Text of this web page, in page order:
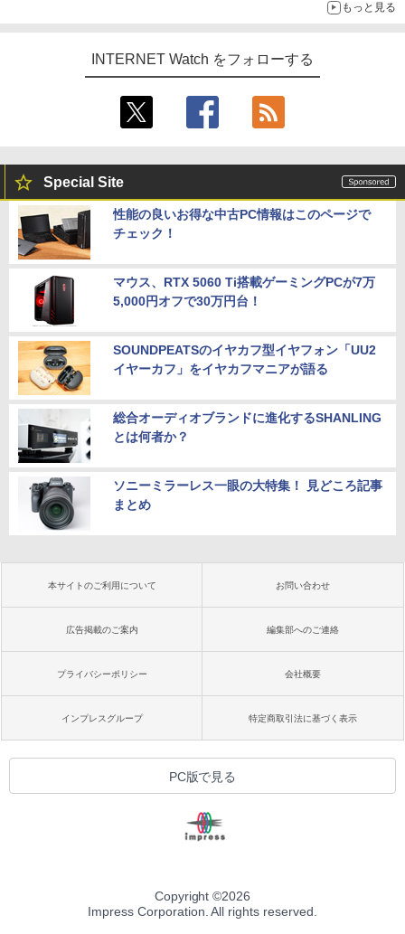
もっと見る
INTERNET Watch をフォローする
Special Site
性能の良いお得な中古PC情報はこのページで
チェック！
マウス、RTX 5060 Ti搭載ゲーミングPCが7万
5,000円オフで30万円台！
SOUNDPEATSのイヤカフ型イヤフォン「UU2
イヤーカフ」をイヤカフマニアが語る
総合オーディオブランドに進化するSHANLING
とは何者か？
ソニーミラーレス一眼の大特集！ 見どころ記事
まとめ
本サイトのご利用について お問い合わせ
広告掲載のご案内 編集部へのご連絡
プライバシーポリシー 会社概要
インプレスグループ 特定商取引法に基づく表示
PC版で見る
Copyright ©2026
Impress Corporation. All rights reserved.